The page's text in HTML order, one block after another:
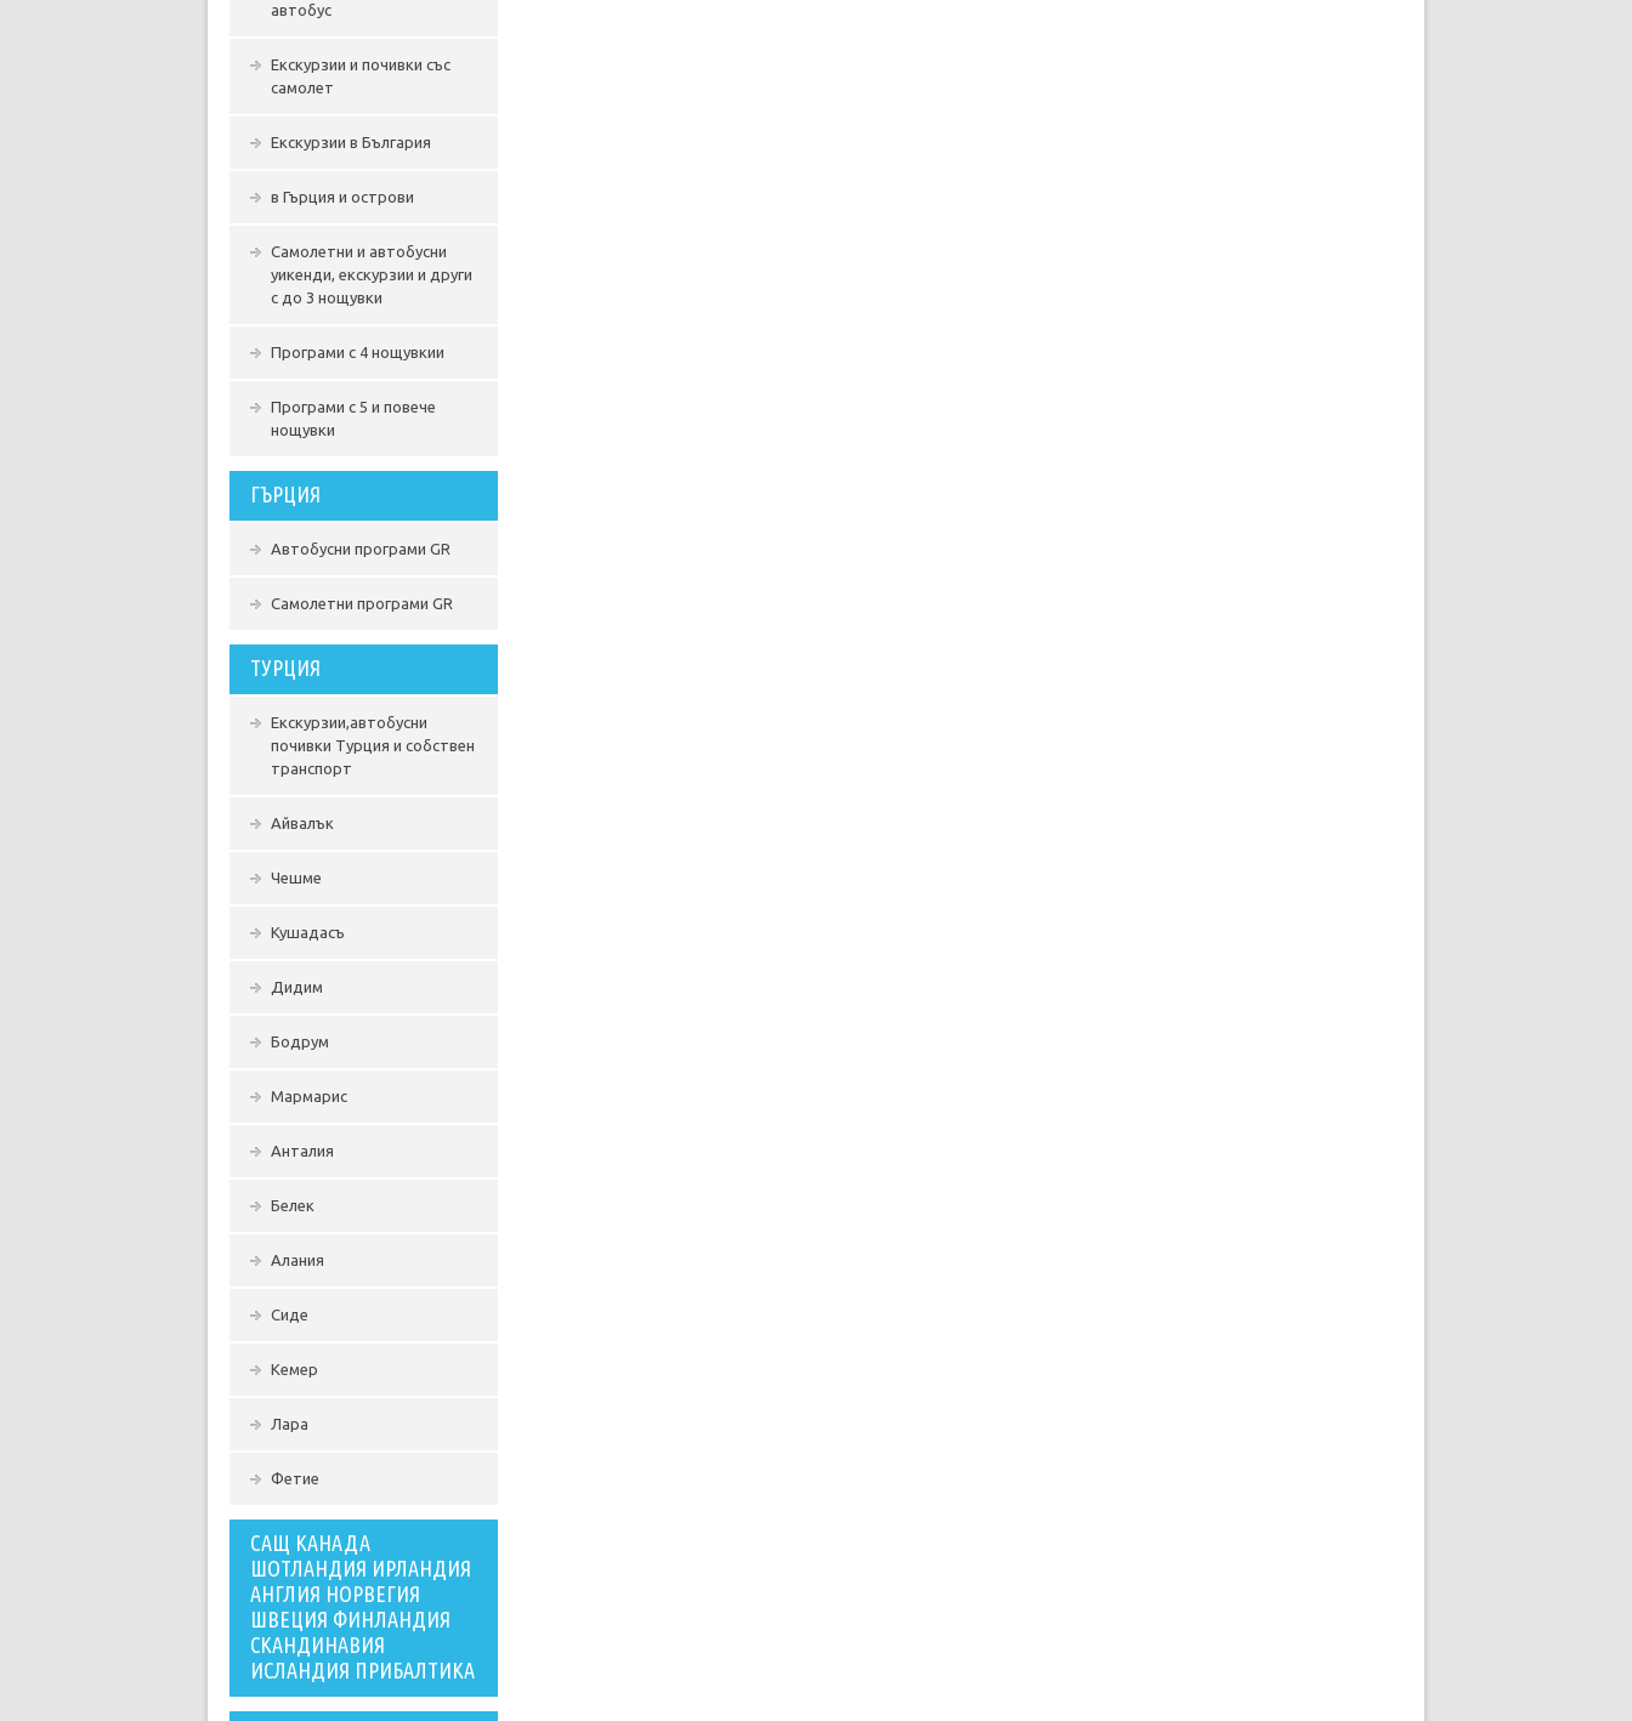
автобус
Екскурзии и почивки със
самолет
Екскурзии в България
в Гърция и острови
Самолетни и автобусни
уикенди, екскурзии и други
с до 3 нощувки
Програми с 4 нощувкии
Програми с 5 и повече
нощувки
ГЪРЦИЯ
Автобусни програми GR
Самолетни програми GR
ТУРЦИЯ
Екскурзии,автобусни
почивки Турция и собствен
транспорт
Айвалък
Чешме
Кушадасъ
Дидим
Бодрум
Мармарис
Анталия
Белек
Алания
Сиде
Кемер
Лара
Фетие
САЩ КАНАДА
ШОТЛАНДИЯ ИРЛАНДИЯ
АНГЛИЯ НОРВЕГИЯ
ШВЕЦИЯ ФИНЛАНДИЯ
СКАНДИНАВИЯ
ИСЛАНДИЯ ПРИБАЛТИКА